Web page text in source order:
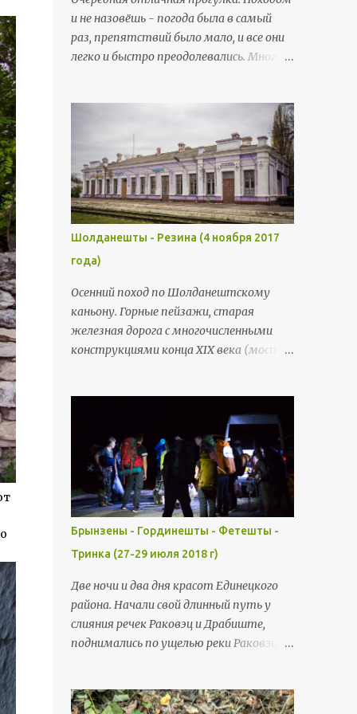
всех сил старались прийти на КПП
вовремя (никому не хотелось
проверять, что будет, если мы
задержимся и выйдем за рамки
вовремя . В этот раз мы зашли сразу
местом, где сосредоточились все наши
запланированные
достопримечательности. Село
Чобручи. Первое, что мы увидели при
выходе из маршрутки - памятник Лен...
и не назовёшь - погода была в самый
раз, препятствий было мало, и все они
легко и быстро преодолевались. Много
цветы, птицы, косули, дикие кабаны.
Через сёла в этот раз не проходили,
обошлись общими видами. Но зато
завершили маршрут познавательной и
интересной прогулкой по Дубоссарам
(хотя до этой части дошли не все).
Большая часть группы
довольствовалась 17-18 км маршрута,
меньшая часть (включая и меня)
решили продолжить веселье и выжали
обычные средние 25 км. Начальная
точка маршрута - село Гояны.
Добрались мы сюда из Кишинёва двумя
собралось много - 36 человек. Что у нас
вокруг? Указатель, что здесь
начинается заповедник "Ягорлык" и
совхоз-завод Дойбан "Молодая
Гвардия".
Шолданешты - Резина (4 ноября 2017
года)
Осенний поход по Шолданештскому
каньону. Горные пейзажи, старая
железная дорога с многочисленными
конструкциями конца XIX века (мост,
Рыбницы (издалека). Чтобы добраться
пораньше в Шолданешты мне пришлось
просыпаться очень рано. Всю дорогу
накрапывал мелкий дождик, но в
стартовой точке дождя уже не было.
Шолданештский железнодорожный
вокзал - здание, построенное в конце
XIX века. Интересное современное
цветовое решение. Уличная прачечная и
родник под одной крышей.
Облагорожено и украшено. Тихий домик
на окраине Шолданешт. Таких здесь
Чорна. Речка извилистая, с
Брынзены - Гординешты - Фетешты -
Тринка (27-29 июля 2018 г)
Две ночи и два дня красот Единецкого
района. Начали свой длинный путь у
слияния речек Раковэц и Драбиште,
поднимались по ущелью реки Раковэц
Драбиште и шли вдоль неё через